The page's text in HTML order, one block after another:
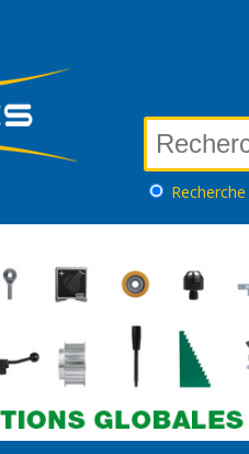
Recherche